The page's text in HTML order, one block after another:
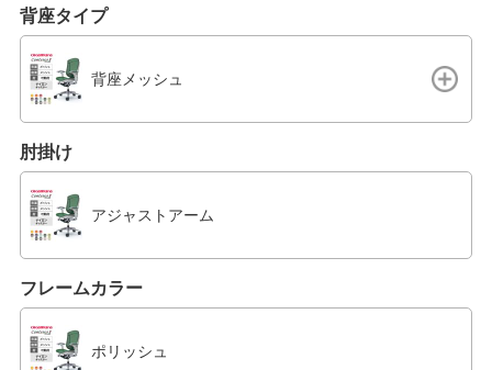
背座タイプ
背座メッシュ
肘掛け
アジャストアーム
フレームカラー
ポリッシュ